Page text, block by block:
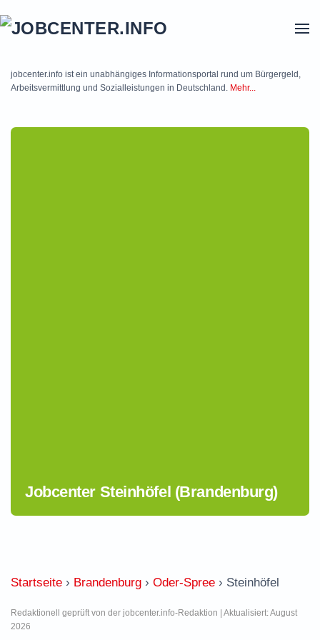
jobcenter.info ist ein unabhängiges Informationsportal rund um Bürgergeld,
Arbeitsvermittlung und Sozialleistungen in Deutschland. Mehr...
Jobcenter Steinhöfel (Brandenburg)
Startseite › Brandenburg › Oder-Spree › Steinhöfel
Redaktionell geprüft von der jobcenter.info-Redaktion | Aktualisiert: August
2026